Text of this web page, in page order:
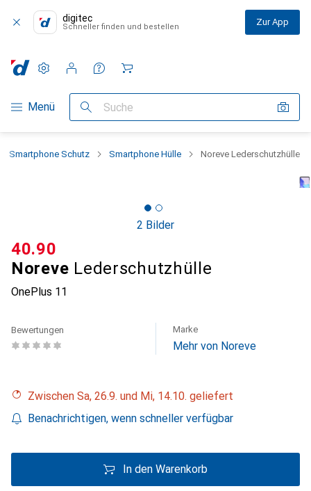
digitec
Schneller finden und bestellen Zur App
Navigation nach Kategorien
Menü Suche
Einstellungen
Kundenkonto
Vergleichslisten
Merklisten
Warenkorb
Smartphone Schutz Smartphone Hülle Noreve Lederschutzhülle
2 Bilder
Noreve Lederschutzhülle
OnePlus 11
CHF
40.90
Bewertungen Marke
Mehr von Noreve
Zwischen Sa, 26.9. und Mi, 14.10. geliefert
Benachrichtigen, wenn schneller verfügbar
In den Warenkorb